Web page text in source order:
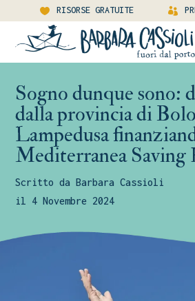
RISORSE GRATUITE
Sogno dunque sono:
dalla provincia di
Lampedusa
Mediterranea Saving
Scritto da Barbara Cassioli
il 4 Novembre 2024